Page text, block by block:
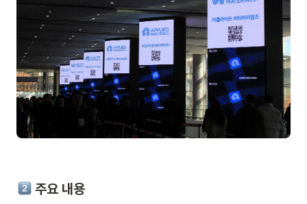
주요 내용